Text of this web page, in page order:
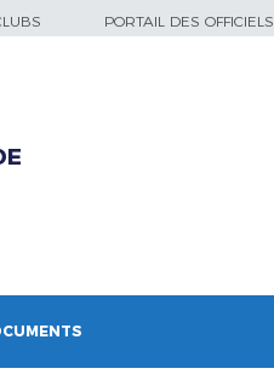
PORTAIL DES OFFICIELS